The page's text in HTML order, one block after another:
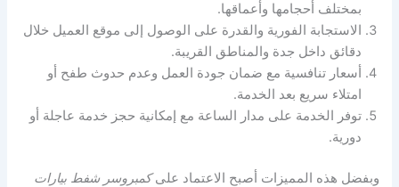
بمختلف أحجامها وأعماقها.
الاستجابة الفورية والقدرة على الوصول إلى موقع العميل خلال
دقائق داخل جدة والمناطق القريبة.
أسعار تنافسية مع ضمان جودة العمل وعدم حدوث طفح أو
امتلاء سريع بعد الخدمة.
توفر الخدمة على مدار الساعة مع إمكانية حجز خدمة عاجلة أو
دورية.
وبفضل هذه المميزات أصبح الاعتماد علىكمبروسر شفط بيارات